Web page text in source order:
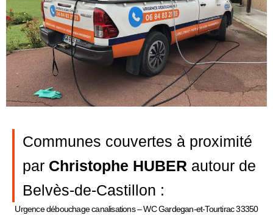
Communes couvertes à proximité
par Christophe HUBER autour de
Belvès-de-Castillon :
Urgence débouchage canalisations – WC Gardegan-et-Tourtirac 33350